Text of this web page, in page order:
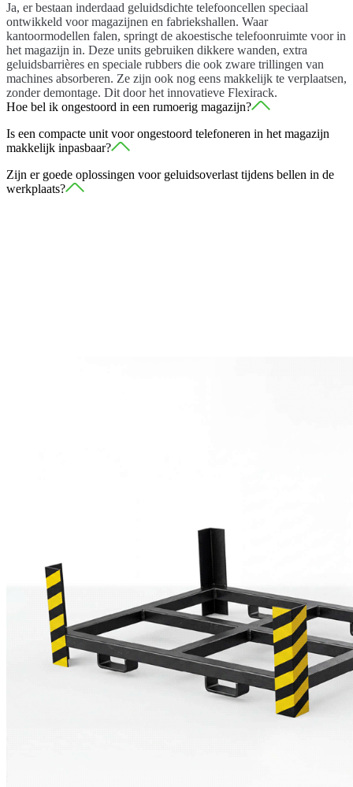
Ja, er bestaan inderdaad geluidsdichte telefooncellen speciaal
ontwikkeld voor magazijnen en fabriekshallen. Waar
kantoormodellen falen, springt de akoestische telefoonruimte voor in
het magazijn in. Deze units gebruiken dikkere wanden, extra
geluidsbarrières en speciale rubbers die ook zware trillingen van
machines absorberen. Ze zijn ook nog eens makkelijk te verplaatsen,
zonder demontage. Dit door het innovatieve Flexirack.
Hoe bel ik ongestoord in een rumoerig magazijn?
Door te investeren in een werk- of telefoonruimtes die geluidsarm
zijn. Zodra je de deur van onze telefoonruimte magazijn achter je
achtergrondgeluid. Je oren krijgen letterlijk pauze.
Is een compacte unit voor ongestoord telefoneren in het magazijn
makkelijk inpasbaar?
Ja, dit is heel goed te realiseren. De kleinste modellen nemen slechts
één vierkante meter vloeroppervlakte in beslag. Ze passen perfect
Zijn er goede oplossingen voor geluidsoverlast tijdens bellen in de
werkplaats?